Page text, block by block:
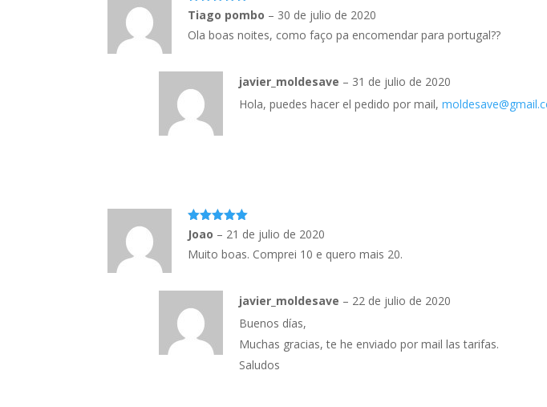
5out of 5
Tiago pombo – 30 de julio de 2020
Ola boas noites, como faço pa encomendar para portugal??
javier_moldesave – 31 de julio de 2020
Hola, puedes hacer el pedido por mail,
5out of 5
Joao – 21 de julio de 2020
Muito boas. Comprei 10 e quero mais 20.
javier_moldesave – 22 de julio de 2020
Buenos días,
Muchas gracias, te he enviado por mail las tarifas.
Saludos